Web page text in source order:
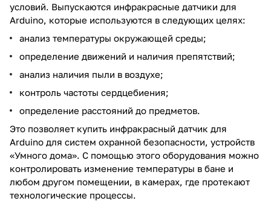
условий. Выпускаются инфракрасные датчики для
Arduino, которые используются в следующих целях:
анализ температуры окружающей среды;
определение движений и наличия препятствий;
анализ наличия пыли в воздухе;
контроль частоты сердцебиения;
определение расстояний до предметов.
Это позволяет купить инфракрасный датчик для
Arduino для систем охранной безопасности, устройств
«Умного дома». С помощью этого оборудования можно
контролировать изменение температуры в бане и
любом другом помещении, в камерах, где протекают
технологические процессы.